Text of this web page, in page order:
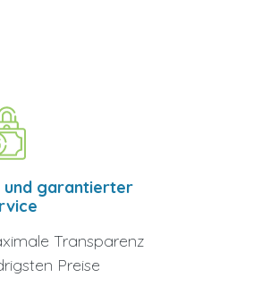
und garantierter
Transparenz
Preise